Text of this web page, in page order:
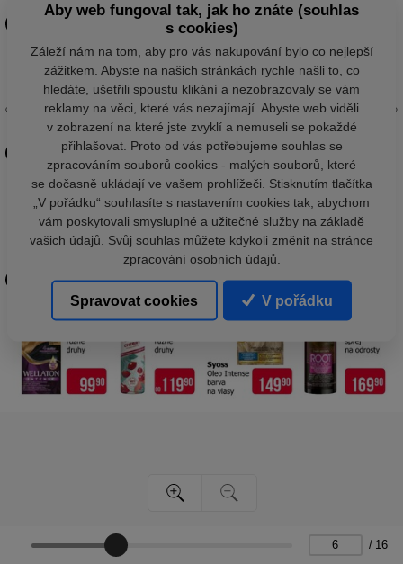
/ 16
Aby web fungoval tak, jak ho znáte (souhlas
s cookies)
Záleží nám na tom, aby pro vás nakupování bylo co nejlepší
zážitkem. Abyste na našich stránkách rychle našli to, co
hledáte, ušetřili spoustu klikání a nezobrazovaly se vám
reklamy na věci, které vás nezajímají. Abyste web viděli
v zobrazení na které jste zvyklí a nemuseli se pokaždé
přihlašovat. Proto od vás potřebujeme souhlas se
zpracováním souborů cookies - malých souborů, které
se dočasně ukládají ve vašem prohlížeči. Stisknutím tlačítka
„V pořádku“ souhlasíte s nastavením cookies tak, abychom
vám poskytovali smysluplné a užitečné služby na základě
vašich údajů. Svůj souhlas můžete kdykoli změnit na stránce
zpracování osobních údajů.
Spravovat cookies V pořádku